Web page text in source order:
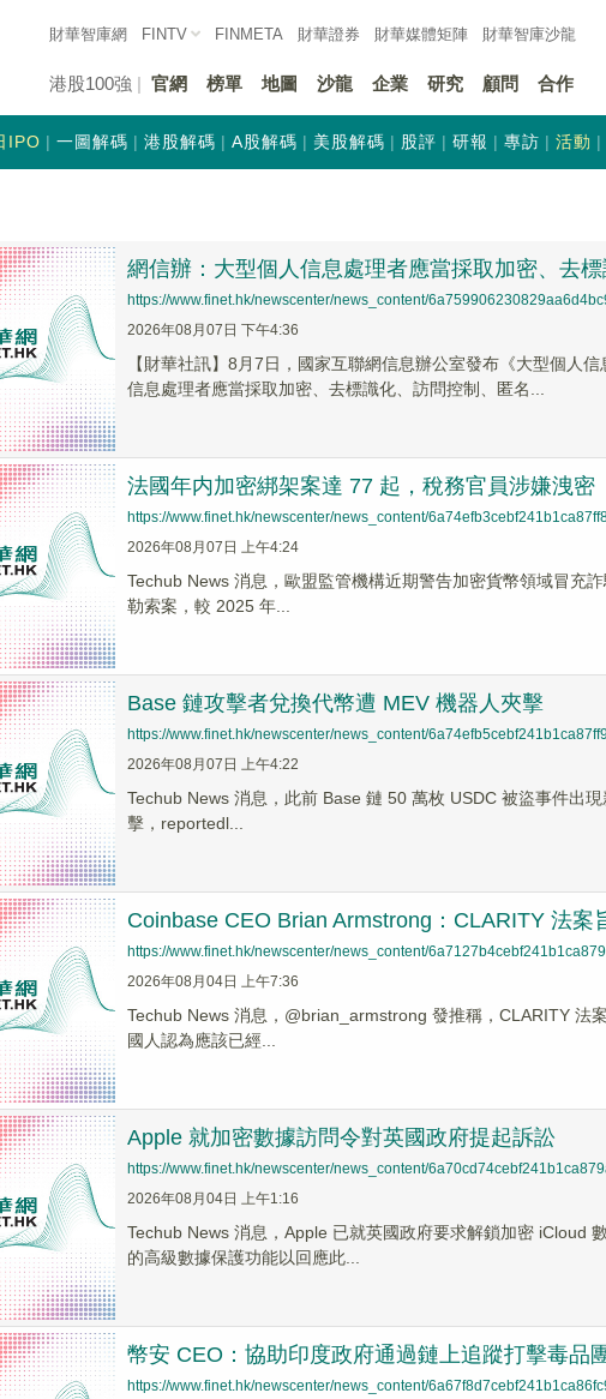
財華智庫網 FINTV FINMETA 財華證券 財華媒體矩陣 財華智庫沙龍
港股100強 官網 榜單 地圖 沙龍 企業 研究 顧問 合作
IPO 一圖解碼 港股解碼 A股解碼 美股解碼 股評 研報 專訪 活動
網信辦：大型個人信息處理者應當採取加密、去
https://www.finet.hk/newscenter/news_content/
2026年08月07日 下午4:36
【財華社訊】8月7日，國家互聯網信息辦公室發布《大型個人
信息處理者應當採取加密、去標識化、訪問控制、匿名...
法國年内加密綁架案達 77 起，稅務官員涉嫌洩密
https://www.finet.hk/newscenter/news_content/
2026年08月07日 上午4:24
Techub News 消息，歐盟監管機構近期警告加密貨幣領域冒充
勒索案，較 2025 年...
Base 鏈攻擊者兌換代幣遭 MEV 機器人夾擊
https://www.finet.hk/newscenter/news_content/
2026年08月07日 上午4:22
Techub News 消息，此前 Base 鏈 50 萬枚 USDC 被盜事件出
擊，reportedl...
Coinbase CEO Brian Armstrong：CLARITY 法案
https://www.finet.hk/newscenter/news_content/
2026年08月04日 上午7:36
Techub News 消息，@brian_armstrong 發推稱，CLARITY 法
國人認為應該已經...
Apple 就加密數據訪問令對英國政府提起訴訟
https://www.finet.hk/newscenter/news_content/
2026年08月04日 上午1:16
Techub News 消息，Apple 已就英國政府要求解鎖加密 iCloud
的高級數據保護功能以回應此...
幣安 CEO：協助印度政府通過鏈上追蹤打擊毒品
https://www.finet.hk/newscenter/news_content/